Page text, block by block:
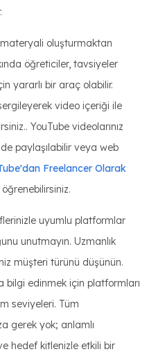
oluşturmaktan
öğreticiler, tavsiyeler
yararlı bir araç olabilir.
video içeriği ile
YouTube videolarınız
paylaşılabilir veya web
Freelancer Olarak
uyumlu platformlar
unutmayın. Uzmanlık
müşteri türünü düşünün.
bilgi edinmek için platformları
seviyeleri. Tüm
gerek yok; anlamlı
hedef kitlenizle etkili bir